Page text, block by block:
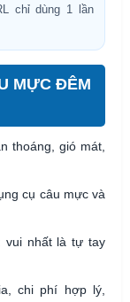
chỉ dùng 1 lần
MỰC ĐÊM
thoáng, gió mát,
cụ câu mực và
vui nhất là tự tay
chi phí hợp lý,